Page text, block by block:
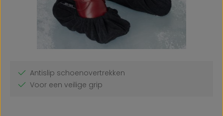
Antislip schoenovertrekken
Voor een veilige grip